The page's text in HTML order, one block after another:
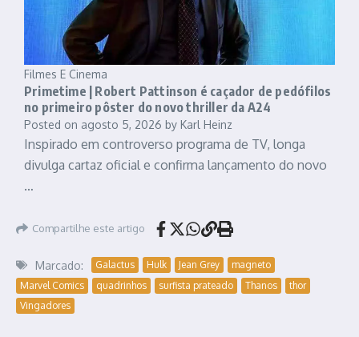
Filmes E Cinema
Primetime | Robert Pattinson é caçador de pedófilos
no primeiro pôster do novo thriller da A24
Posted on agosto 5, 2026 by Karl Heinz
Inspirado em controverso programa de TV, longa
divulga cartaz oficial e confirma lançamento do novo
…
Compartilhe este artigo
Marcado: Galactus Hulk Jean Grey
magneto
Marvel Comics
quadrinhos surfista prateado Thanos
thor
Vingadores